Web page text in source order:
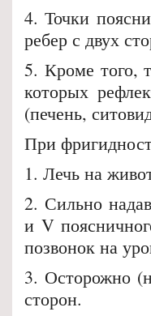
4. Точки
ребер с двух
5. Кроме того,
которых
(печень,
При
1. Лечь на
2. Сильно
и V
позвонок на
3. Осторожно
сторон.